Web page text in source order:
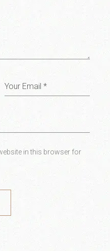
in this browser for